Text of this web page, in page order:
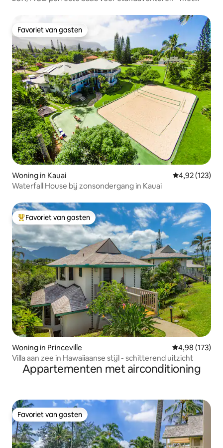
Favoriet van gasten
Favoriet van gasten
Woning in Kauai Gemiddelde
4,92 (123)
Waterfall House bij zonsondergang in Kauai
Topfavoriet van gasten
Favoriet van gasten
Woning in Princeville Gemiddelde
4,98 (173)
Villa aan zee in Hawaiiaanse stijl - schitterend uitzicht
Appartementen met airconditioning
Favoriet van gasten
Favoriet van gasten